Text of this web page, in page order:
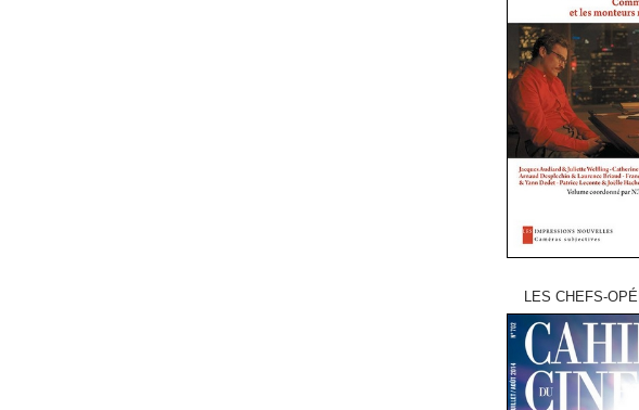
LES CHEFS-